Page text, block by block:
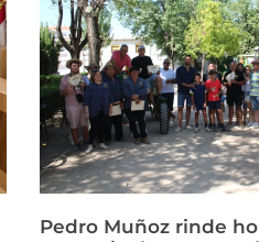
Pedro Muñoz rinde